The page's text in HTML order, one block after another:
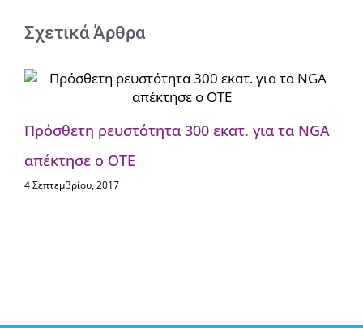
Ελλάδα
Σχετικά Άρθρα
Πρόσθετη ρευστότητα 300 εκατ. για τα NGA
απέκτησε ο ΟΤΕ
4 Σεπτεμβρίου, 2017